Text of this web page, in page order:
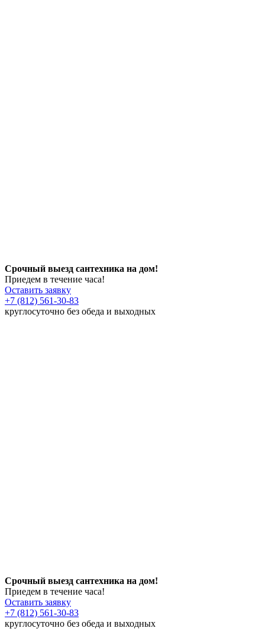
Срочный выезд сантехника на дом!
Приедем в течение часа!
Оставить заявку
+7 (812) 561-30-83
круглосуточно без обеда и выходных
Срочный выезд сантехника на дом!
Приедем в течение часа!
Оставить заявку
+7 (812) 561-30-83
круглосуточно без обеда и выходных